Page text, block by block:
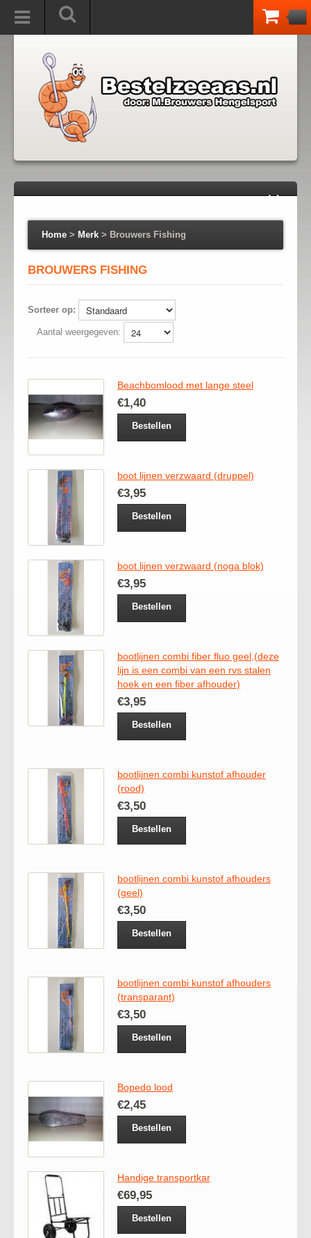
Home > Merk > Brouwers Fishing
BROUWERS FISHING
Sorteer op:
Aantal weergegeven:
Beachbomlood met lange steel
€1,40
Bestellen
boot lijnen verzwaard (druppel)
€3,95
Bestellen
boot lijnen verzwaard (noga blok)
€3,95
Bestellen
bootlijnen combi fiber fluo geel,(deze
lijn is een combi van een rvs stalen
hoek en een fiber afhouder)
€3,95
Bestellen
bootlijnen combi kunstof afhouder
(rood)
€3,50
Bestellen
bootlijnen combi kunstof afhouders
(geel)
€3,50
Bestellen
bootlijnen combi kunstof afhouders
(transparant)
€3,50
Bestellen
Bopedo lood
€2,45
Bestellen
Handige transportkar
€69,95
Bestellen